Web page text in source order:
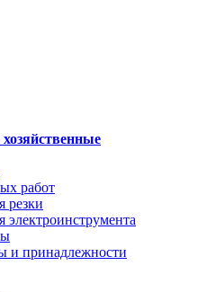
работ
резки
и принадлежности